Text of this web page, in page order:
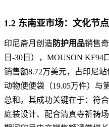
1.2 东南亚市场：文化节
印尼斋月创造防护用品销售
日-30日），MOUSON KF94
销售额8.72万美元，占印尼
动物便便袋（19.05万件）与
总和。其成功关键在于：符
庭装设计、配合清真寺祈祷